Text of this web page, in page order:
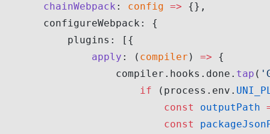
    chainWebpack
: config => {},
    configureWebpack: {
        plugins: [{
            apply
: ( compiler ) => {
                compiler.hooks.done.
tap (
                    if
(process.env.
                        const
outputPath
                        const